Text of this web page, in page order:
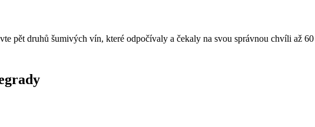
pět druhů šumivých vín, které odpočívaly a čekaly na svou správnou chvíli až 60